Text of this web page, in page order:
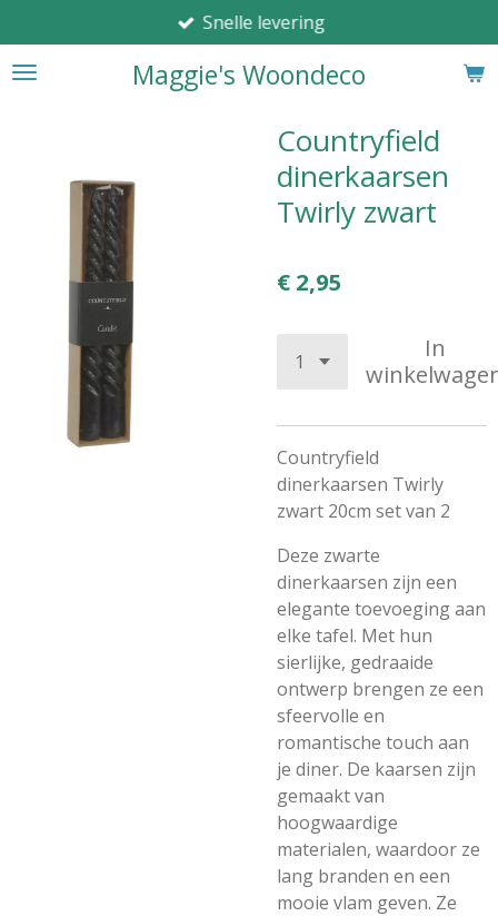
direct
naar
Maggie's Woondeco
Snelle levering
Countryfield
dinerkaarsen
Twirly zwart
€ 2,95
In
Countryfield
dinerkaarsen Twirly
zwart 20cm set van 2
Deze zwarte
dinerkaarsen zijn een
elegante toevoeging aan
elke tafel. Met hun
sierlijke, gedraaide
ontwerp brengen ze een
sfeervolle en
romantische touch aan
je diner. De kaarsen zijn
gemaakt van
hoogwaardige
materialen, waardoor ze
lang branden en een
mooie vlam geven. Ze